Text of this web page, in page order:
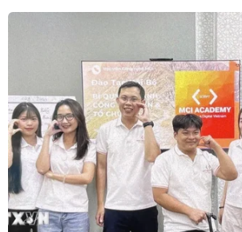
TIN CÙNG CHUYÊN MỤC
Trung Quốc nâng mức ứng phó
cấp với bão Dolphin